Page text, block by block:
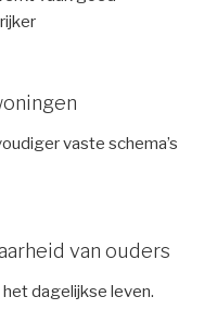
vaste schema’s
van ouders
het dagelijkse leven.